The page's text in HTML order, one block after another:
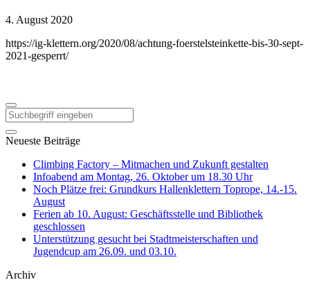
4. August 2020
https://ig-klettern.org/2020/08/achtung-foerstelsteinkette-bis-30-sept-
2021-gesperrt/
Neueste Beiträge
Climbing Factory – Mitmachen und Zukunft gestalten
Infoabend am Montag, 26. Oktober um 18.30 Uhr
Noch Plätze frei: Grundkurs Hallenklettern Toprope, 14.-15.
August
Ferien ab 10. August: Geschäftsstelle und Bibliothek
geschlossen
Unterstützung gesucht bei Stadtmeisterschaften und
Jugendcup am 26.09. und 03.10.
Archiv